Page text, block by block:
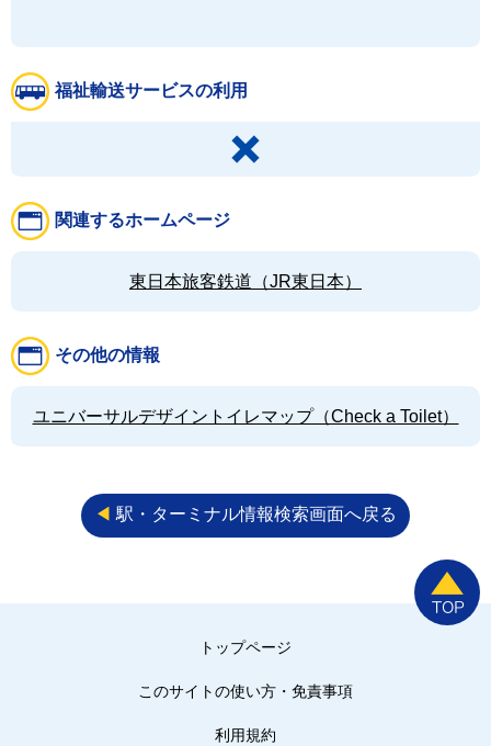
福祉輸送サービスの利用
関連するホームページ
東日本旅客鉄道（JR東日本）
その他の情報
ユニバーサルデザイントイレマップ（Check a Toilet）
◀︎ 駅・ターミナル情報検索画面へ戻る
トップページ
このサイトの使い方・免責事項
利用規約